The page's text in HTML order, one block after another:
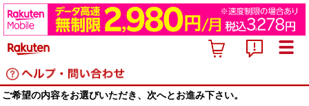
ご希望の内容をお選びいただき、次へとお進み下さい。